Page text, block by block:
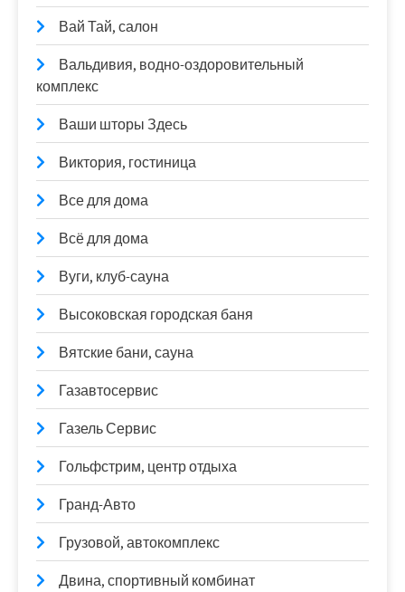
Вай Тай, салон
Вальдивия, водно-оздоровительный
комплекс
Ваши шторы Здесь
Виктория, гостиница
Все для дома
Всё для дома
Вуги, клуб-сауна
Высоковская городская баня
Вятские бани, сауна
Газавтосервис
Газель Сервис
Гольфстрим, центр отдыха
Гранд-Авто
Грузовой, автокомплекс
Двина, спортивный комбинат